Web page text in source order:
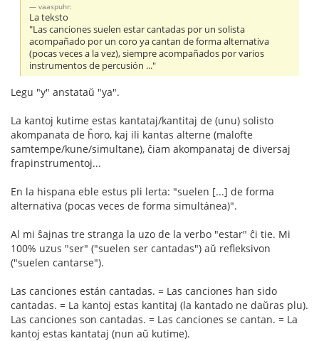
vaaspuhr:
La teksto
"Las canciones suelen estar cantadas por un solista
acompañado por un coro ya cantan de forma alternativa
(pocas veces a la vez), siempre acompañados por varios
instrumentos de percusión ..."
Legu "y" anstataŭ "ya".
La kantoj kutime estas kantataj/kantitaj de (unu) solisto
akompanata de ĥoro, kaj ili kantas alterne (malofte
samtempe/kune/simultane), ĉiam akompanataj de diversaj
frapinstrumentoj...
En la hispana eble estus pli lerta: "suelen [...] de forma
alternativa (pocas veces de forma simultánea)".
Al mi ŝajnas tre stranga la uzo de la verbo "estar" ĉi tie. Mi
100% uzus "ser" ("suelen ser cantadas") aŭ refleksivon
("suelen cantarse").
Las canciones están cantadas. = Las canciones han sido
cantadas. = La kantoj estas kantitaj (la kantado ne daŭras plu).
Las canciones son cantadas. = Las canciones se cantan. = La
kantoj estas kantataj (nun aŭ kutime).